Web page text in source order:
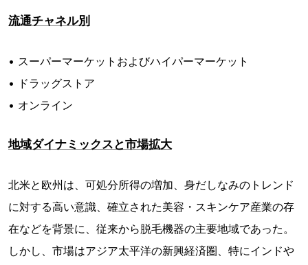
流通チャネル別
• スーパーマーケットおよびハイパーマーケット
• ドラッグストア
• オンライン
地域ダイナミックスと市場拡大
北米と欧州は、可処分所得の増加、身だしなみのトレンド
に対する高い意識、確立された美容・スキンケア産業の存
在などを背景に、従来から脱毛機器の主要地域であった。
しかし、市場はアジア太平洋の新興経済圏、特にインドや